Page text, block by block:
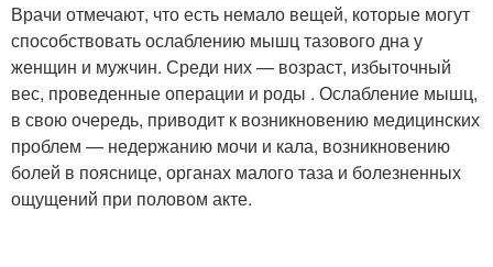
Врачи отмечают, что есть немало вещей, которые могут
способствовать ослаблению мышц тазового дна у
женщин и мужчин. Среди них — возраст, избыточный
вес, проведенные операции и роды . Ослабление мышц,
в свою очередь, приводит к возникновению медицинских
проблем — недержанию мочи и кала, возникновению
болей в пояснице, органах малого таза и болезненных
ощущений при половом акте.